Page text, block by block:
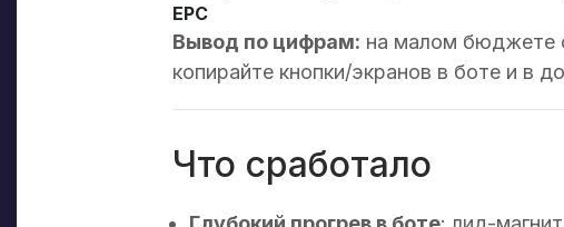
EPC
Вывод по цифрам: на малом бюджете
копирайте кнопки/экранов в боте и в
Что сработало